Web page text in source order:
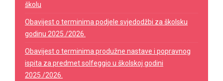
školu
Obavijest o terminima podjele svjedodžbi za školsku
godinu 2025./2026.
Obavijest o terminima produžne nastave i popravnog
ispita za predmet solfeggio u školskoj godini
2025./2026.